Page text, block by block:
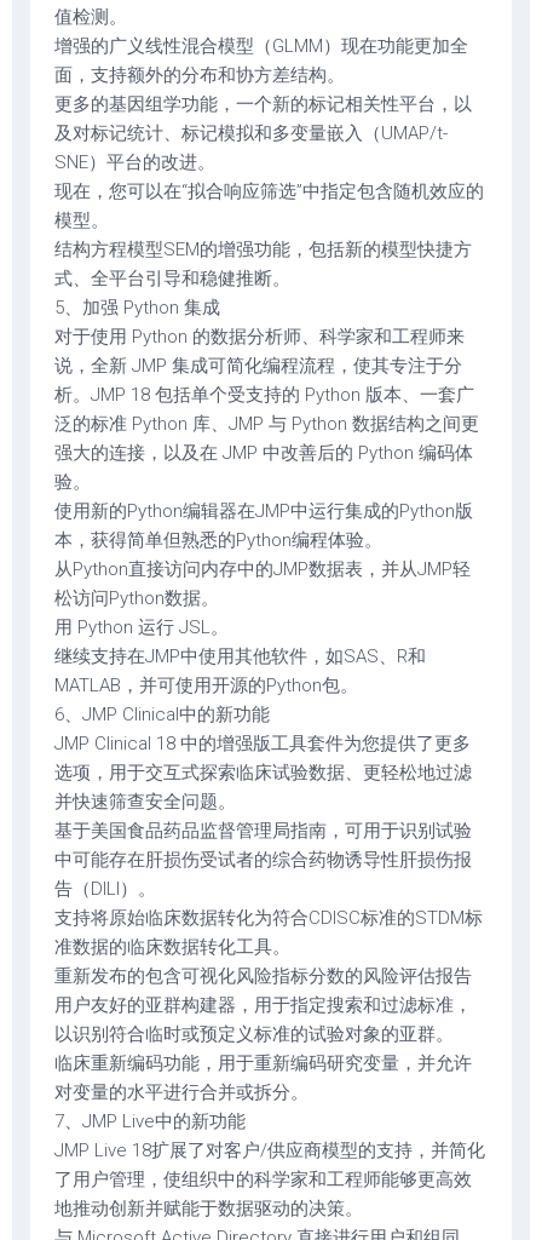
值检测。
增强的广义线性混合模型（GLMM）现在功能更加全
面，支持额外的分布和协方差结构。
更多的基因组学功能，一个新的标记相关性平台，以
及对标记统计、标记模拟和多变量嵌入（UMAP/t-
SNE）平台的改进。
现在，您可以在“拟合响应筛选”中指定包含随机效应的
模型。
结构方程模型SEM的增强功能，包括新的模型快捷方
式、全平台引导和稳健推断。
5、加强 Python 集成
对于使用 Python 的数据分析师、科学家和工程师来
说，全新 JMP 集成可简化编程流程，使其专注于分
析。JMP 18 包括单个受支持的 Python 版本、一套广
泛的标准 Python 库、JMP 与 Python 数据结构之间更
强大的连接，以及在 JMP 中改善后的 Python 编码体
验。
使用新的Python编辑器在JMP中运行集成的Python版
本，获得简单但熟悉的Python编程体验。
从Python直接访问内存中的JMP数据表，并从JMP轻
松访问Python数据。
用 Python 运行 JSL。
继续支持在JMP中使用其他软件，如SAS、R和
MATLAB，并可使用开源的Python包。
6、JMP Clinical中的新功能
JMP Clinical 18 中的增强版工具套件为您提供了更多
选项，用于交互式探索临床试验数据、更轻松地过滤
并快速筛查安全问题。
基于美国食品药品监督管理局指南，可用于识别试验
中可能存在肝损伤受试者的综合药物诱导性肝损伤报
告（DILI）。
支持将原始临床数据转化为符合CDISC标准的STDM标
准数据的临床数据转化工具。
重新发布的包含可视化风险指标分数的风险评估报告
用户友好的亚群构建器，用于指定搜索和过滤标准，
以识别符合临时或预定义标准的试验对象的亚群。
临床重新编码功能，用于重新编码研究变量，并允许
对变量的水平进行合并或拆分。
7、JMP Live中的新功能
JMP Live 18扩展了对客户/供应商模型的支持，并简化
了用户管理，使组织中的科学家和工程师能够更高效
地推动创新并赋能于数据驱动的决策。